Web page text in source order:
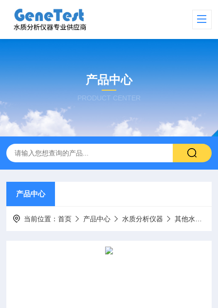
产品中心
PRODUCT CENTER
产品中心
当前位置：首页 产品中心 水质分析仪器 其他水质分析仪及配件